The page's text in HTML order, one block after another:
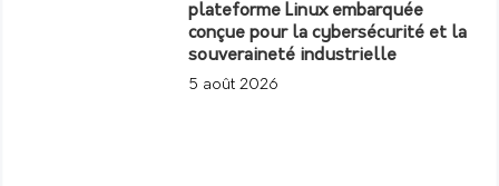
plateforme Linux embarquée
conçue pour la cybersécurité et la
souveraineté industrielle
5 août 2026